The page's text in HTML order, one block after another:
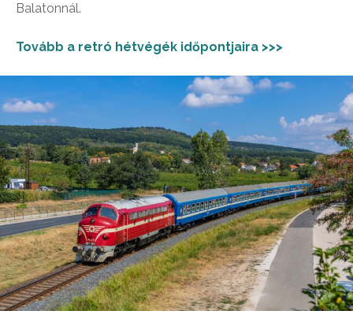
Balatonnál.
Tovább a retró hétvégék időpontjaira >>>